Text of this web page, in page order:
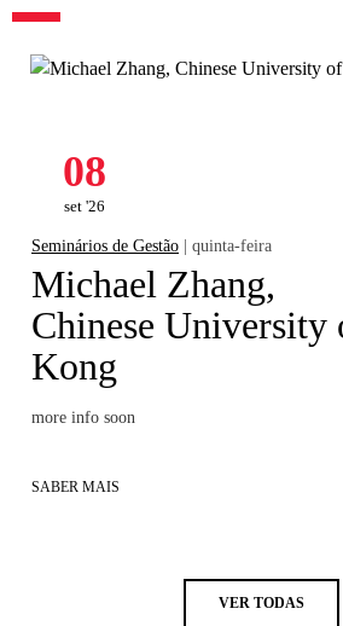
08
set '26
Seminários de Gestão | quinta-feira
Michael Zhang,
Chinese University
Kong
more info soon
SABER MAIS
VER TODAS